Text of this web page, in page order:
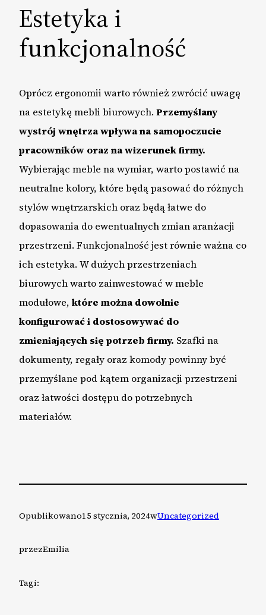
Estetyka i
funkcjonalność
Oprócz ergonomii warto również zwrócić uwagę
na estetykę mebli biurowych. Przemyślany
wystrój wnętrza wpływa na samopoczucie
pracowników oraz na wizerunek firmy.
Wybierając meble na wymiar, warto postawić na
neutralne kolory, które będą pasować do różnych
stylów wnętrzarskich oraz będą łatwe do
dopasowania do ewentualnych zmian aranżacji
przestrzeni. Funkcjonalność jest równie ważna co
ich estetyka. W dużych przestrzeniach
biurowych warto zainwestować w meble
modułowe, które można dowolnie
konfigurować i dostosowywać do
zmieniających się potrzeb firmy. Szafki na
dokumenty, regały oraz komody powinny być
przemyślane pod kątem organizacji przestrzeni
oraz łatwości dostępu do potrzebnych
materiałów.
Opublikowano15 stycznia, 2024wUncategorized
przezEmilia
Tagi: